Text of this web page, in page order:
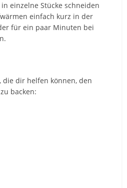
einzelne Stücke schneiden
einfach kurz in der
für ein paar Minuten bei
die dir helfen können, den
backen: